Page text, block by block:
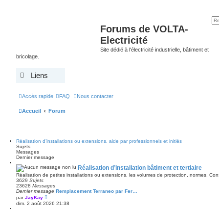
Forums de VOLTA-
Electricité
Site dédié à l'électricité industrielle, bâtiment et
bricolage.
Liens
Accès rapide FAQ Nous contacter
Accueil Forum
Réalisation d’installations ou extensions, aide par professionnels et initiés
Sujets
Messages
Dernier message
Réalisation d’installation bâtiment et tertiaire
Réalisation de petites installations ou extensions, les volumes de protection, normes,
3629 Sujets
23628 Messages
Dernier message Remplacement Terraneo par Fer…
parJayKay
o
dim. 2 août 2026 21:38